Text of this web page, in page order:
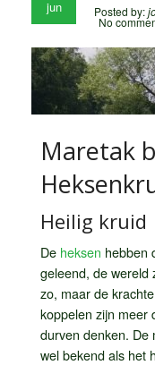
jun Posted by:
No
Maretak
Heilig kruid
De heksen hebben
geleend, de wereld
zo, maar de
koppelen zijn meer
durven denken. De
wel bekend als het